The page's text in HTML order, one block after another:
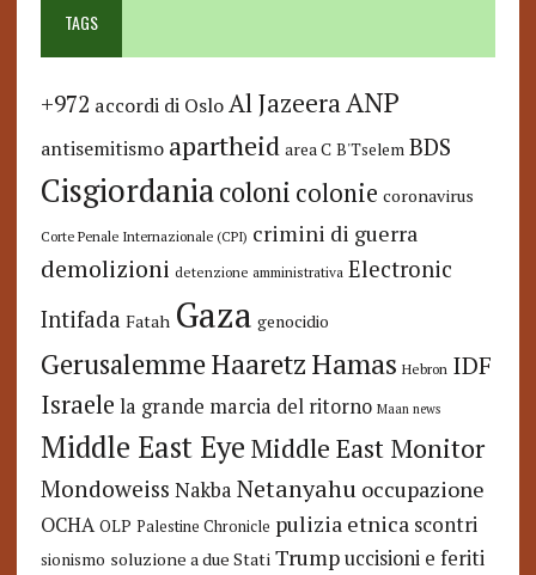
TAGS
+972 accordi di Oslo Al JazeeraANP
antisemitismo apartheid area C B'Tselem BDS
Cisgiordaniacoloni colonie coronavirus
Corte Penale Internazionale (CPI) crimini di guerra
demolizioni detenzione amministrativa Electronic
Intifada Fatah Gaza genocidio
GerusalemmeHaaretzHamas Hebron IDF
Israele la grande marcia del ritorno Maan news
Middle East Eye Middle East Monitor
Mondoweiss Nakba Netanyahu occupazione
OCHA OLP Palestine Chronicle pulizia etnica scontri
sionismo soluzione a due Stati Trump uccisioni e feriti